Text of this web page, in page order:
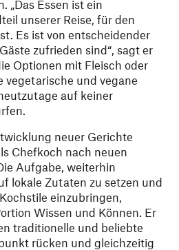
„Das Essen ist ein
unserer Reise, für den
Es ist von entscheidender
zufrieden sind“, sagt er
Optionen mit Fleisch oder
vegetarische und vegane
auf keiner
neuer Gerichte
Chefkoch nach neuen
Aufgabe, weiterhin
lokale Zutaten zu setzen und
einzubringen,
Wissen und Können. Er
traditionelle und beliebte
rücken und gleichzeitig